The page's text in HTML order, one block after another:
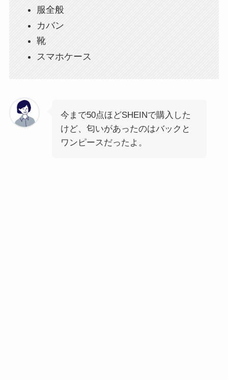
服全般
カバン
靴
スマホケース
今まで50点ほどSHEINで購入した
けど、匂いがあったのはバックと
ワンピースだったよ。